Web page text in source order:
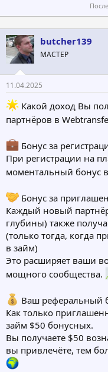
butcher139
МАСТЕР
11.04.2025
Какой доход Вы
партнёров в
Бонус за
При регистрации на
моментальный бонус
Бонус за
Каждый новый
глубины) также
(только тогда, когда
в займ)
Это расширяет ваши
мощного сообщества.
Ваш реферальный
Как только
займ $50 бонусных.
Вы получаете $50
вы привлечёте, тем